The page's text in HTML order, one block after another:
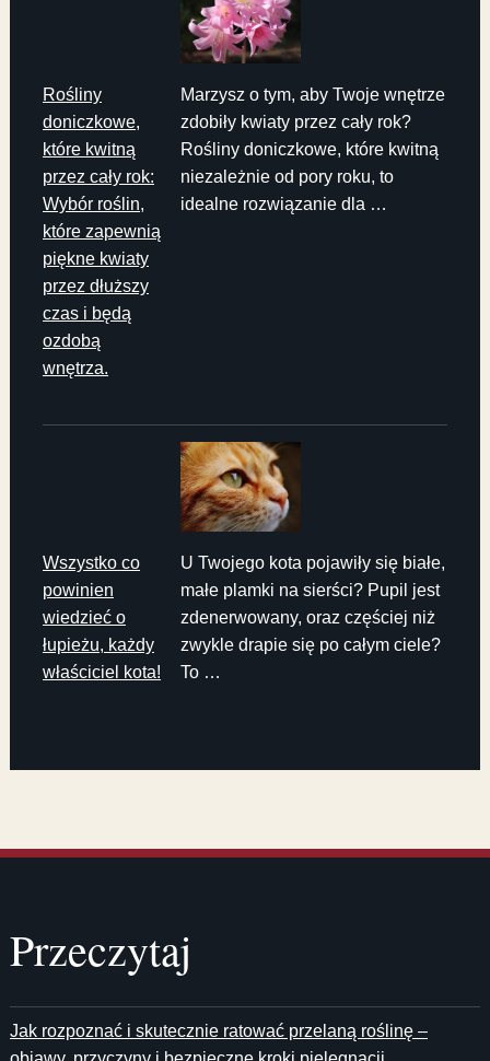
Rośliny
doniczkowe,
które kwitną
przez cały rok:
Wybór roślin,
które zapewnią
piękne kwiaty
przez dłuższy
czas i będą
ozdobą
wnętrza.
Marzysz o tym, aby Twoje wnętrze
zdobiły kwiaty przez cały rok?
Rośliny doniczkowe, które kwitną
niezależnie od pory roku, to
idealne rozwiązanie dla …
Wszystko co
powinien
wiedzieć o
łupieżu, każdy
właściciel kota!
U Twojego kota pojawiły się białe,
małe plamki na sierści? Pupil jest
zdenerwowany, oraz częściej niż
zwykle drapie się po całym ciele?
To …
Przeczytaj
Jak rozpoznać i skutecznie ratować przelaną roślinę –